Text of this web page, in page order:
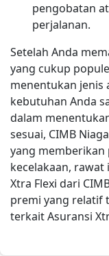
pengobatan
perjalanan.
Setelah Anda
yang cukup
menentukan jenis
kebutuhan Anda
dalam
sesuai, CIMB
yang
kecelakaan, rawat
Xtra Flexi dari
premi yang relatif
terkait Asuransi